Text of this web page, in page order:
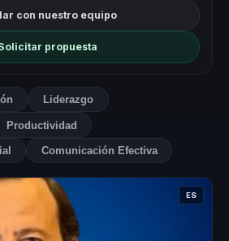
con nuestro equipo
propuesta
Liderazgo
Productividad
Comunicación Efectiva
ES